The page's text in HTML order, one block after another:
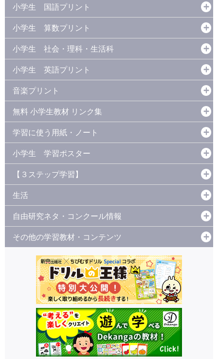
小学生 国語プリント
小学生 算数プリント
小学生 社会・理科・生活科
小学生 英語プリント
音楽プリント
無料 小学生教材 リンク集
学習に使う用紙・ノート
小学生 学習ポスター
【３ステップ学習】
生活
自由研究ネタ・コンクール情報
その他の学習教材・コンテンツ